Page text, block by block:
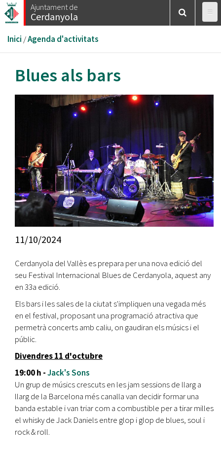
Vés
al
Ajuntament de
Cerdanyola
Esteu
aquí
Inici /Agenda d'activitats
Blues als bars
11/10/2024
Cerdanyola del Vallès es prepara per una nova edició del
seu Festival Internacional Blues de Cerdanyola, aquest any
en 33a edició.
Els bars i les sales de la ciutat s'impliquen una vegada més
en el festival, proposant una programació atractiva que
permetrà concerts amb caliu, on gaudiran els músics i el
públic.
Divendres 11 d'octubre
19:00 h -Jack's Sons
Un grup de músics crescuts en les jam sessions de llarg a
llarg de la Barcelona més canalla van decidir formar una
banda estable i van triar com a combustible per a tirar milles
el whisky de Jack Daniels entre glop i glop de blues, soul i
rock & roll.